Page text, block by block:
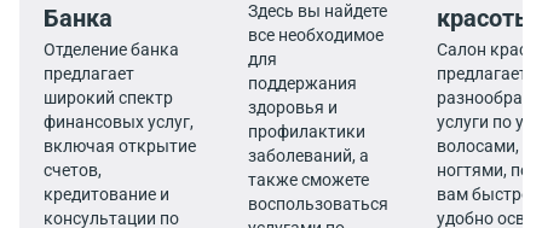
Банка
Отделение банка
предлагает
широкий спектр
финансовых услуг,
включая открытие
счетов,
кредитование и
консультации по
Здесь вы найдете
все необходимое
для
поддержания
здоровья и
профилактики
заболеваний, а
также сможете
воспользоваться
красоты
Салон
предлагает
услуги по
волосами,
ногтями,
вам быстро
удобно